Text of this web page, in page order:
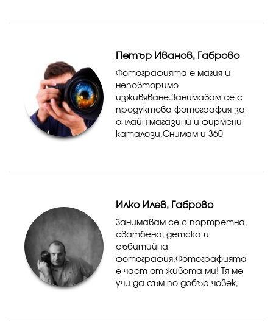
професионална техника.
Гарантирам индиви...
Петър Иванов, Габрово
Фотографията е магия и
неповторимо
изживяване.Занимавам се с
продуктова фотография за
онлайн магазини и фирмени
каталози.Снимам и 360
портрети, да усетиш
Илко Илев, Габрово
Занимавам се с портретна,
сватбена, детска и
събитийна
фотография.Фотографията
е част от живота ми! Тя ме
учи да съм по добър човек,